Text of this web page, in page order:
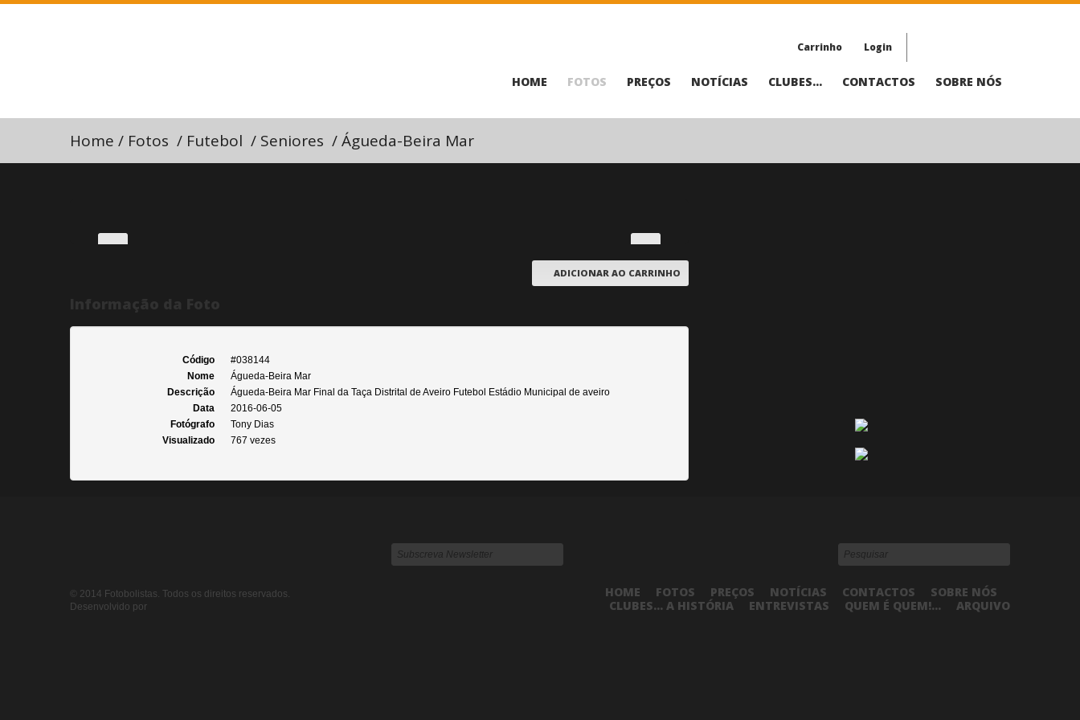
Carrinho Login
HOME FOTOS PREÇOS NOTÍCIAS CLUBES... CONTACTOS SOBRE NÓS
Home / Fotos / Futebol / Seniores /Águeda-Beira Mar
ADICIONAR AO CARRINHO
Código
#038144
Nome
Águeda-Beira Mar
Descrição
Águeda-Beira Mar Final da Taça Distrital de Aveiro Futebol Estádio Municipal de aveiro
Data
2016-06-05
Fotógrafo
Tony Dias
Visualizado
767 vezes
© 2014 Fotobolistas. Todos os direitos reservados.
Desenvolvido por
HOME FOTOS PREÇOS NOTÍCIAS CONTACTOS
SOBRE NÓS
CLUBES... A HISTÓRIA
ENTREVISTAS QUEM É QUEM!... ARQUIVO